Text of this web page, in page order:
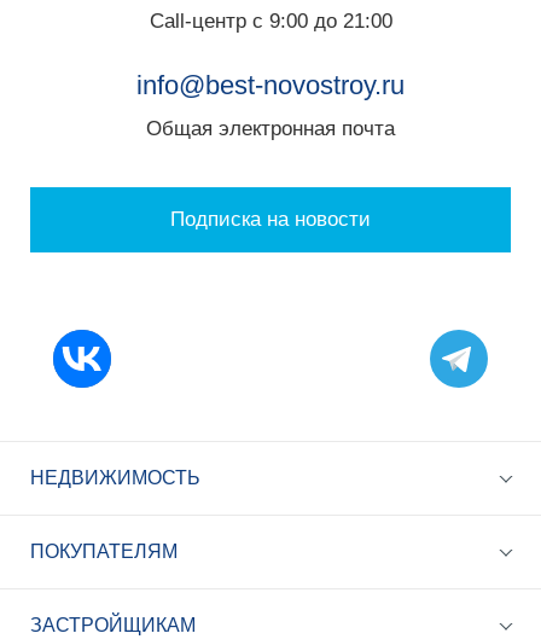
Call-центр с 9:00 до 21:00
info@best-novostroy.ru
Общая электронная почта
Подписка на новости
НЕДВИЖИМОСТЬ
ПОКУПАТЕЛЯМ
ЗАСТРОЙЩИКАМ